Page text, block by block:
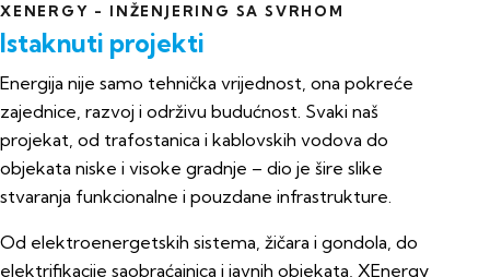
XENERGY - INŽENJERING SA SVRHOM
Istaknuti projekti
Energija nije samo tehnička vrijednost, ona pokreće
zajednice, razvoj i održivu budućnost. Svaki naš
projekat, od trafostanica i kablovskih vodova do
objekata niske i visoke gradnje – dio je šire slike
stvaranja funkcionalne i pouzdane infrastrukture.
Od elektroenergetskih sistema, žičara i gondola, do
elektrifikacije saobraćajnica i javnih objekata, XEnergy